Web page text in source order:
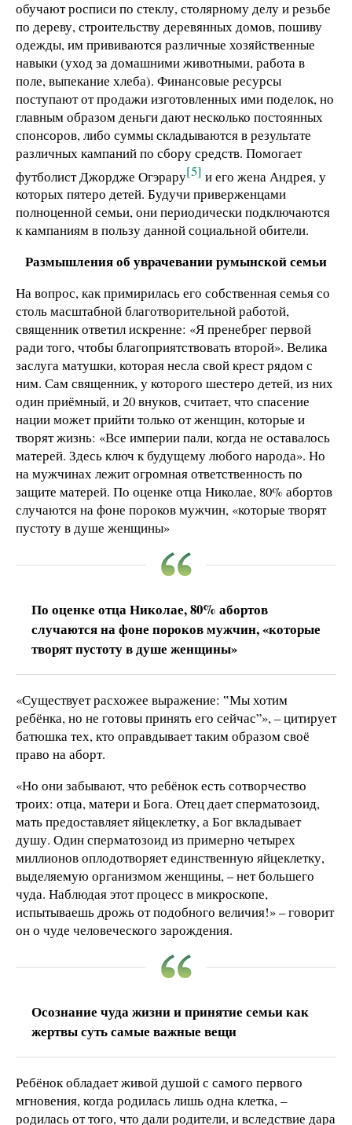
обучают росписи по стеклу, столярному делу и резьбе
по дереву, строительству деревянных домов, пошиву
одежды, им прививаются различные хозяйственные
навыки (уход за домашними животными, работа в
поле, выпекание хлеба). Финансовые ресурсы
поступают от продажи изготовленных ими поделок, но
главным образом деньги дают несколько постоянных
спонсоров, либо суммы складываются в результате
различных кампаний по сбору средств. Помогает
футболист Джордже Огэрару[5] и его жена Андрея, у
которых пятеро детей. Будучи приверженцами
полноценной семьи, они периодически подключаются
к кампаниям в пользу данной социальной обители.
Размышления об уврачевании румынской семьи
На вопрос, как примирилась его собственная семья со
столь масштабной благотворительной работой,
священник ответил искренне: «Я пренебрег первой
ради того, чтобы благоприятствовать второй». Велика
заслуга матушки, которая несла свой крест рядом с
ним. Сам священник, у которого шестеро детей, из них
один приёмный, и 20 внуков, считает, что спасение
нации может прийти только от женщин, которые и
творят жизнь: «Все империи пали, когда не оставалось
матерей. Здесь ключ к будущему любого народа». Но
на мужчинах лежит огромная ответственность по
защите матерей. По оценке отца Николае, 80% абортов
случаются на фоне пороков мужчин, «которые творят
пустоту в душе женщины»
По оценке отца Николае, 80% абортов
случаются на фоне пороков мужчин, «которые
творят пустоту в душе женщины»
«Существует расхожее выражение: ‟Мы хотим
ребёнка, но не готовы принять его сейчас”», – цитирует
батюшка тех, кто оправдывает таким образом своё
право на аборт.
«Но они забывают, что ребёнок есть сотворчество
троих: отца, матери и Бога. Отец дает сперматозоид,
мать предоставляет яйцеклетку, а Бог вкладывает
душу. Один сперматозоид из примерно четырех
миллионов оплодотворяет единственную яйцеклетку,
выделяемую организмом женщины, – нет большего
чуда. Наблюдая этот процесс в микроскопе,
испытываешь дрожь от подобного величия!» – говорит
он о чуде человеческого зарождения.
Осознание чуда жизни и принятие семьи как
жертвы суть самые важные вещи
Ребёнок обладает живой душой с самого первого
мгновения, когда родилась лишь одна клетка, –
родилась от того, что дали родители, и вследствие дара